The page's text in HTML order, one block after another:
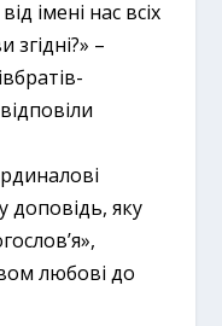
імені нас всіх
згідні?» –
доповідь, яку
любові до